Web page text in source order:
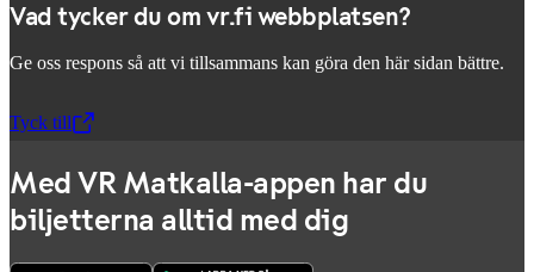
Vad tycker du om vr.fi webbplatsen?
Ge oss respons så att vi tillsammans kan göra den här sidan bättre.
Tyck till
,Öppnas i en ny flik
Med VR Matkalla-appen har du
biljetterna alltid med dig